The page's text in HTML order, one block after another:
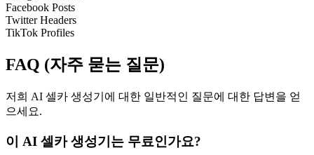
Facebook Posts
Twitter Headers
TikTok Profiles
FAQ (자주 묻는 질문)
저희 AI 셀카 생성기에 대한 일반적인 질문에 대한 답변을 얻
으세요.
이 AI 셀카 생성기는 무료인가요?